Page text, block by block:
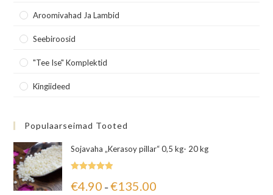
Aroomivahad Ja Lambid
Seebiroosid
"Tee Ise" Komplektid
Kingiideed
Populaarseimad Tooted
Sojavaha „Kerasoy pillar“ 0,5 kg- 20 kg
5.00/ 5
€4.90 – €135.00